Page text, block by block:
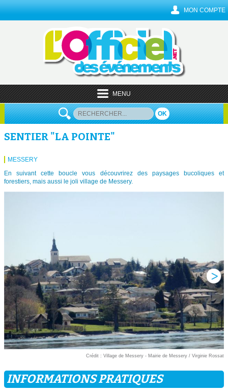
MON COMPTE
MENU
OK
SENTIER "LA POINTE"
MESSERY
En suivant cette boucle vous découvrirez des paysages bucoliques et
forestiers, mais aussi le joli village de Messery.
Crédit : Village de Messery - Mairie de Messery / Virginie Rossat
INFORMATIONS PRATIQUES